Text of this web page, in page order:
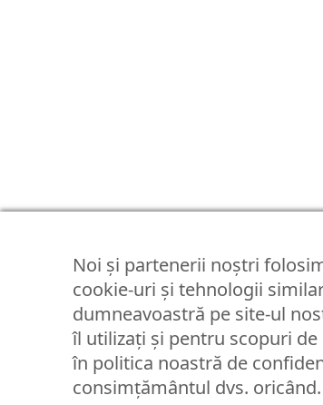
Noi și partenerii noștri
cookie-uri și tehnologii
dumneavoastră pe site-ul
îl utilizați și pentru scopuri
în politica noastră de
consimțământul dvs. oricând.